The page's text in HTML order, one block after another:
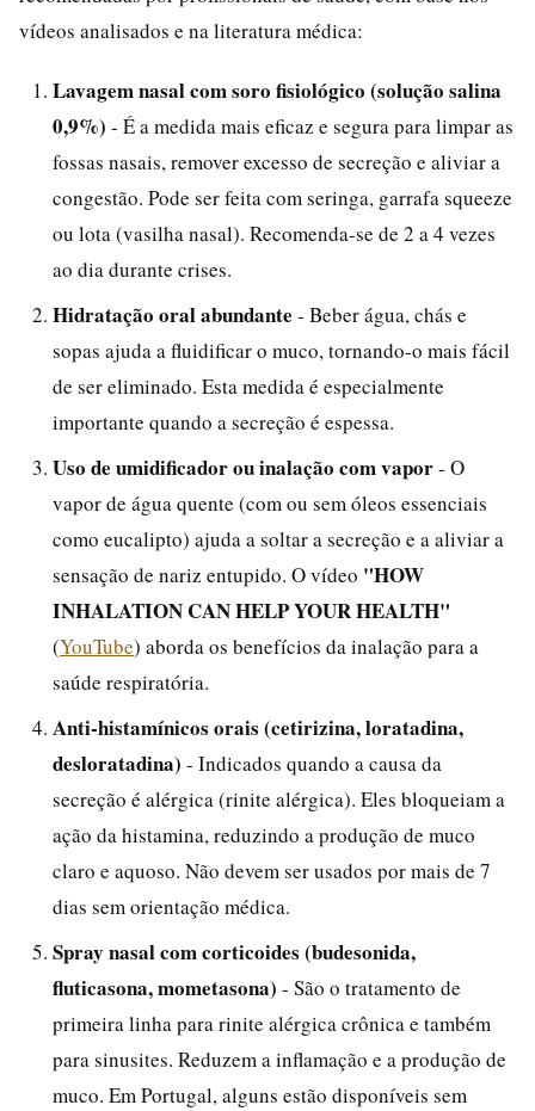
vídeos analisados e na literatura médica:
Lavagem nasal com soro fisiológico (solução salina
0,9%) - É a medida mais eficaz e segura para limpar as
fossas nasais, remover excesso de secreção e aliviar a
congestão. Pode ser feita com seringa, garrafa squeeze
ou lota (vasilha nasal). Recomenda-se de 2 a 4 vezes
ao dia durante crises.
Hidratação oral abundante - Beber água, chás e
sopas ajuda a fluidificar o muco, tornando-o mais fácil
de ser eliminado. Esta medida é especialmente
importante quando a secreção é espessa.
Uso de umidificador ou inalação com vapor- O
vapor de água quente (com ou sem óleos essenciais
como eucalipto) ajuda a soltar a secreção e a aliviar a
sensação de nariz entupido. O vídeo "HOW
INHALATION CAN HELP YOUR HEALTH"
(YouTube) aborda os benefícios da inalação para a
saúde respiratória.
Anti-histamínicos orais (cetirizina, loratadina,
desloratadina) - Indicados quando a causa da
secreção é alérgica (rinite alérgica). Eles bloqueiam a
ação da histamina, reduzindo a produção de muco
claro e aquoso. Não devem ser usados por mais de 7
dias sem orientação médica.
Spray nasal com corticoides (budesonida,
fluticasona, mometasona) - São o tratamento de
primeira linha para rinite alérgica crônica e também
para sinusites. Reduzem a inflamação e a produção de
muco. Em Portugal, alguns estão disponíveis sem